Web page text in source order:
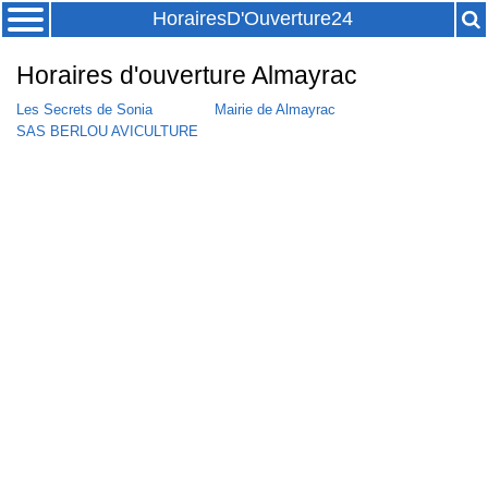
HorairesD'Ouverture24
Horaires d'ouverture Almayrac
Les Secrets de Sonia
Mairie de Almayrac
SAS BERLOU AVICULTURE